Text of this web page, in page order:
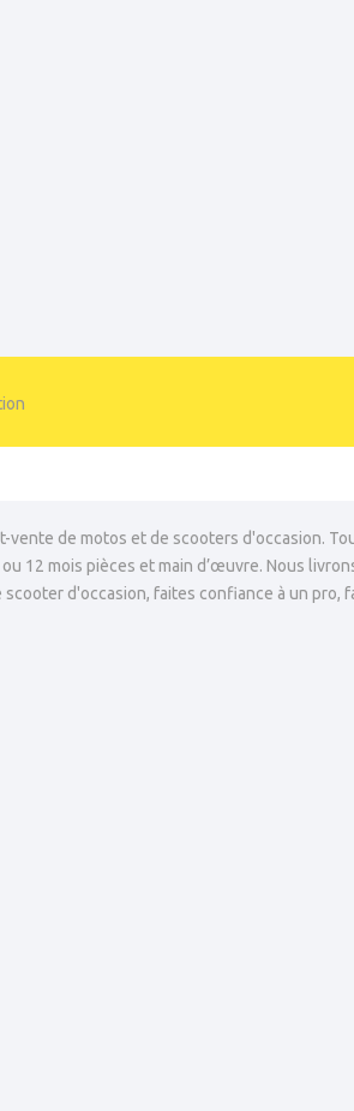
vente de motos et de scooters d'occasion.
12 mois pièces et main d’œuvre. Nous
d'occasion, faites confiance à un pro,